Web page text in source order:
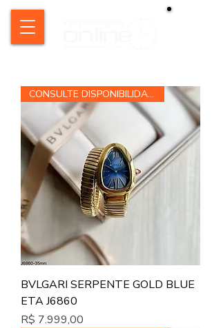
CONSULTE DISPONIBILIDADE
BVLGARI SERPENTE GOLD BLUE
ETA J6860
Preço
R$ 7.999,00